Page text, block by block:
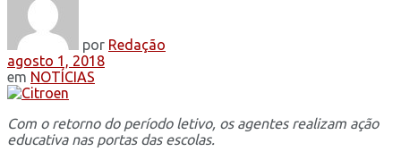
por Redação
agosto 1, 2018
em NOTÍCIAS
Com o retorno do período letivo, os agentes realizam ação
educativa nas portas das escolas.